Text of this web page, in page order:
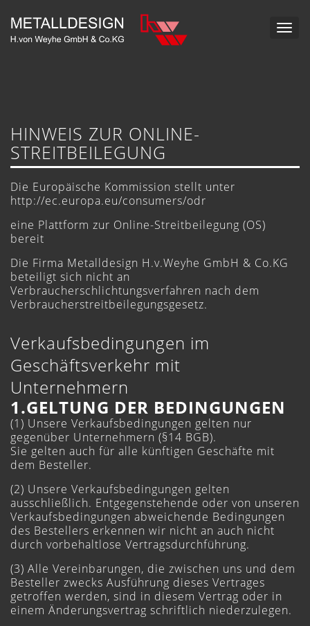
Toggle
HINWEIS ZUR ONLINE-
STREITBEILEGUNG
Die Europäische Kommission stellt unter
http://ec.europa.eu/consumers/odr
eine Plattform zur Online-Streitbeilegung (OS)
bereit
Die Firma Metalldesign H.v.Weyhe GmbH & Co.KG
beteiligt sich nicht an
Verbraucherschlichtungsverfahren nach dem
Verbraucherstreitbeilegungsgesetz.
Verkaufsbedingungen im
Geschäftsverkehr mit
Unternehmern
1.GELTUNG DER BEDINGUNGEN
(1) Unsere Verkaufsbedingungen gelten nur
gegenüber Unternehmern (§14 BGB).
Sie gelten auch für alle künftigen Geschäfte mit
dem Besteller.
(2) Unsere Verkaufsbedingungen gelten
ausschließlich. Entgegenstehende oder von unseren
Verkaufsbedingungen abweichende Bedingungen
des Bestellers erkennen wir nicht an auch nicht
durch vorbehaltlose Vertragsdurchführung.
(3) Alle Vereinbarungen, die zwischen uns und dem
Besteller zwecks Ausführung dieses Vertrages
getroffen werden, sind in diesem Vertrag oder in
einem Änderungsvertrag schriftlich niederzulegen.